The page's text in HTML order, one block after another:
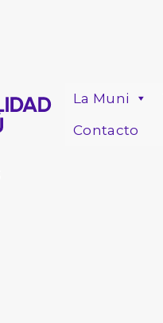
La Muni
Contacto